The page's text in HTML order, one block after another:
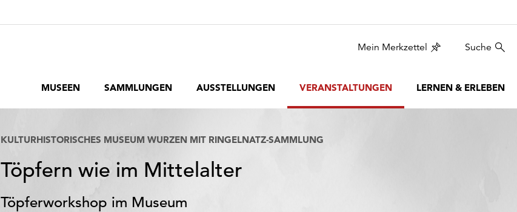
Mein Merkzettel Suche
MUSEEN SAMMLUNGEN AUSSTELLUNGEN VERANSTALTUNGEN LERNEN & ERLEBEN
KULTURHISTORISCHES MUSEUM WURZEN MIT RINGELNATZ-SAMMLUNG
Töpfern wie im Mittelalter
Töpferworkshop im Museum